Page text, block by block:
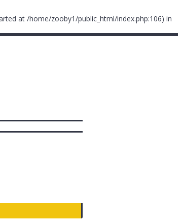
at /home/zooby1/public_html/index.php:106) in